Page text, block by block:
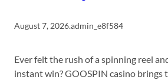
August 7, 2026.admin_e8f584
Ever felt the rush of a spinning reel
instant win? GOOSPIN casino brings